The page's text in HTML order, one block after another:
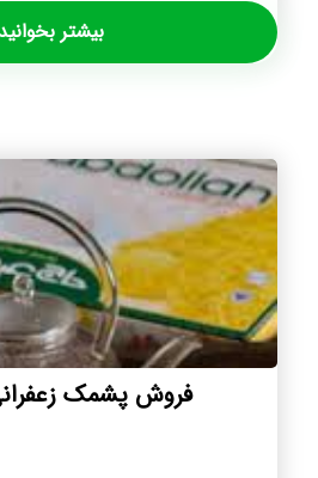
بیشتر بخوانید
فروش پشمک